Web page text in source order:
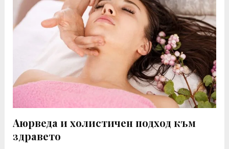
Аюрведа и холистичен подход към
здравето